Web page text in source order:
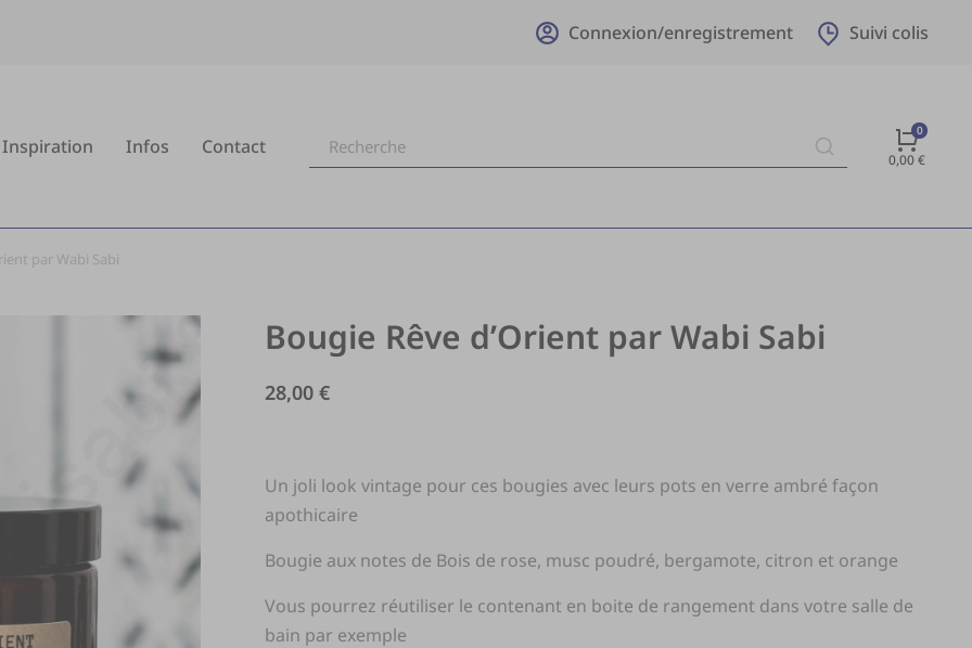
Connexion/enregistrement Suivi colis
Inspiration Infos Contact
0,00€
par Wabi Sabi
Bougie Rêve d’Orient par Wabi Sabi
28,00 €
Un joli look vintage pour ces bougies avec leurs pots en verre ambré façon
apothicaire
Bougie aux notes de Bois de rose, musc poudré, bergamote, citron et orange
Vous pourrez réutiliser le contenant en boite de rangement dans votre salle de
bain par exemple